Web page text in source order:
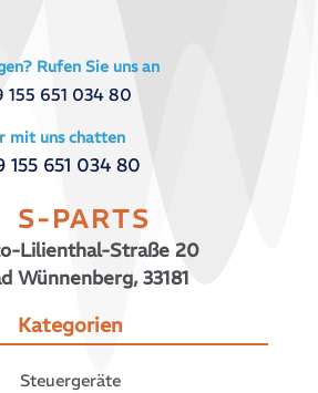
Rufen Sie uns an
155 651 034 80
mit uns chatten
155 651 034 80
S-PARTS
Lilienthal-Straße 20
Wünnenberg, 33181
Kategorien
Steuergeräte